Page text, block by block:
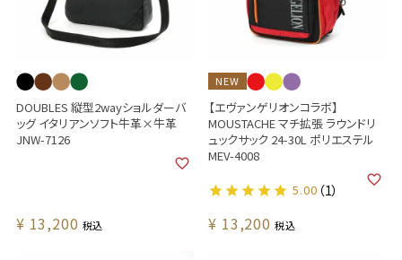
DOUBLES 縦型2wayショルダーバ
ッグ イタリアンソフト牛革×牛革
JNW-7126
¥ 13,200 税込
NEW
【エヴァンゲリオンコラボ】
MOUSTACHE マチ拡張 ラウンドリ
ュックサック 24-30L ポリエステル
MEV-4008
¥ 13,200 税込
5.00 （1）